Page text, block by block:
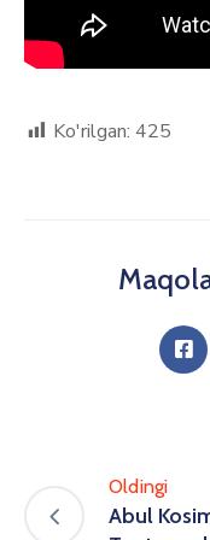
Ko'rilgan: 425
Oldingi
Abul